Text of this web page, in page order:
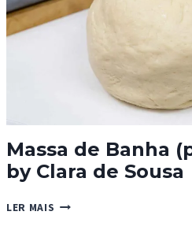
Massa de Banha
by Clara de Sousa
LER MAIS MASSA